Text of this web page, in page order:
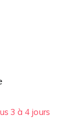
3 à 4 jours